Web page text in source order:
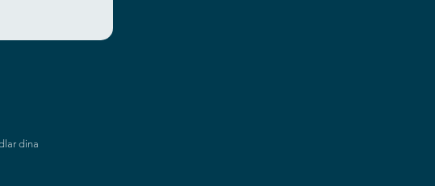
dina